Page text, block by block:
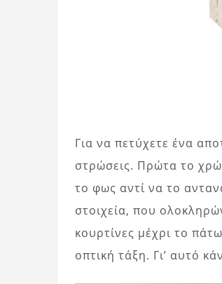
Για να πετύχετε ένα
στρώσεις. Πρώτα το
το φως αντί να το
στοιχεία, που
κουρτίνες μέχρι το
οπτική τάξη. Γι’ αυτό